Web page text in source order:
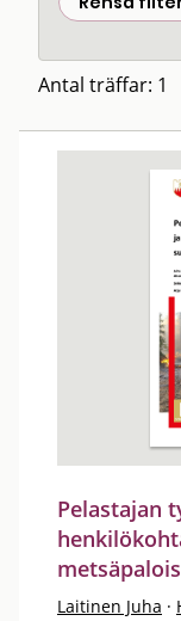
Antal träffar: 1
Pelastajan
Laitinen Juha ·